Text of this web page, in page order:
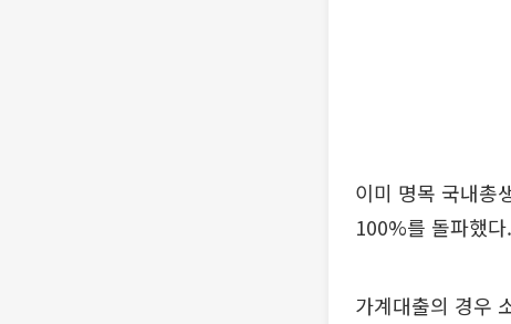
이미 명목 국내총
100%를 돌파했다.
가계대출의 경우